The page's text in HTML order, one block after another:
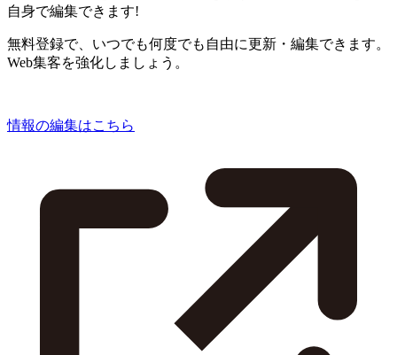
自身で編集できます!
無料登録で、いつでも何度でも自由に更新・編集できます。
Web集客を強化しましょう。
情報の編集はこちら